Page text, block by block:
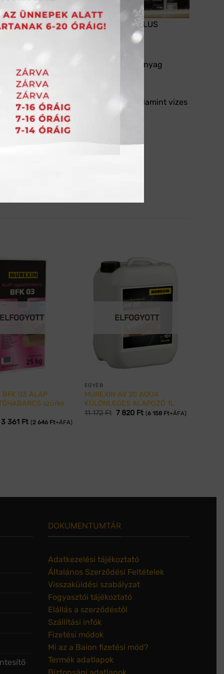
nagyon emissziószegény – EC1 PLUS
A magas kopásállóságú fugázóanyag
greslapokhoz. Padlófűtés esetén, valamint vizes
is használható.
ELFOGYOTT
BFK 03 ALAP
szürke
3 361 Ft (2 646 Ft+ÁFA)
ELFOGYOTT
EGYÉB
MUREXIN AV 20 AQUA
KÜLÖNLEGES ALAPOZÓ 1L
11 172Ft 7 820 Ft (6 158 Ft+ÁFA)
DOKUMENTUMTÁR
Adatkezelési tájékoztató
Általános Szerződési Feltételek
Visszaküldési szabályzat
Fogyasztói tájékoztató
Elállás a szerződéstől
Szállítási infók
Fizetési módok
Mi az a Baion fizetési mód?
Termék adatlapok